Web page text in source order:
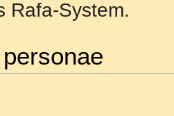
Rafa-System.